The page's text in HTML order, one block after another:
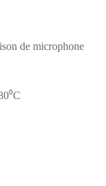
de microphone